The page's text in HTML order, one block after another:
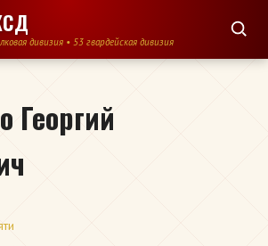
дивизия • 53 гвардейская дивизия
Георгий